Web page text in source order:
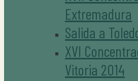
Extremadura
Salida a
XVI
Vitoria 2014